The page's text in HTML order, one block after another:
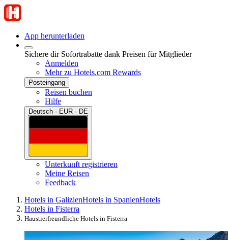
App herunterladen
Sichere dir Sofortrabatte dank Preisen für Mitglieder
Anmelden
Mehr zu Hotels.com Rewards
Posteingang
Reisen buchen
Hilfe
Deutsch · EUR · DE
Unterkunft registrieren
Meine Reisen
Feedback
Hotels in GalizienHotels in SpanienHotels
Hotels in Fisterra
Haustierfreundliche Hotels in Fisterra